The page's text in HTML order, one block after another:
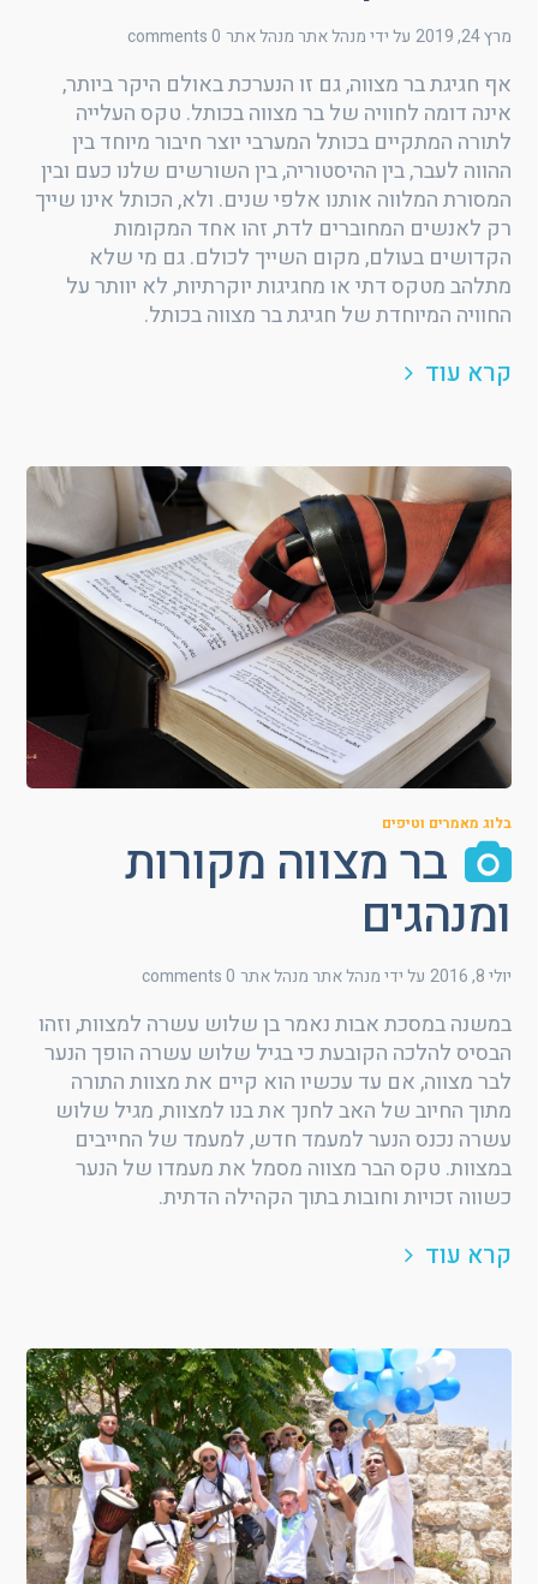
מרץ 24, 2019 על ידי מנהל אתרמנהל אתר 0 comments
אף חגיגת בר מצווה, גם זו הנערכת באולם היקר ביותר,
אינה דומה לחוויה של בר מצווה בכותל. טקס העלייה
לתורה המתקיים בכותל המערבי יוצר חיבור מיוחד בין
ההווה לעבר, בין ההיסטוריה, בין השורשים שלנו כעם ובין
המסורת המלווה אותנו אלפי שנים. ולא, הכותל אינו שייך
רק לאנשים המחוברים לדת, זהו אחד המקומות
הקדושים בעולם, מקום השייך לכולם. גם מי שלא
מתלהב מטקס דתי או מחגיגות יוקרתיות, לא יוותר על
החוויה המיוחדת של חגיגת בר מצווה בכותל.
קרא עוד
בלוג מאמרים וטיפים
בר מצווה מקורות
ומנהגים
יולי 8, 2016 על ידי מנהל אתרמנהל אתר 0 comments
במשנה במסכת אבות נאמר בן שלוש עשרה למצוות, וזהו
הבסיס להלכה הקובעת כי בגיל שלוש עשרה הופך הנער
לבר מצווה, אם עד עכשיו הוא קיים את מצוות התורה
מתוך החיוב של האב לחנך את בנו למצוות, מגיל שלוש
עשרה נכנס הנער למעמד חדש, למעמד של החייבים
במצוות. טקס הבר מצווה מסמל את מעמדו של הנער
כשווה זכויות וחובות בתוך הקהילה הדתית.
קרא עוד